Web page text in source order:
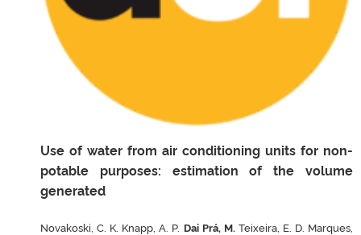
Use of water from air conditioning units for non-
potable purposes: estimation of the volume
generated
Novakoski, C. K. Knapp, A. P. Dai Prá, M. Teixeira, E. D. Marques,